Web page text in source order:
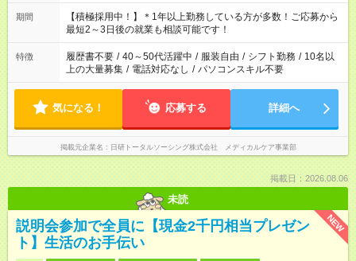
「余裕を持って夕飯の準備がしたい」 「午前中は働いて、午後
はプライベートの時間にしたい」 など、ご希望を教えてくださ
いね。 ※Wワーク希望の方へ 今ご覧のお仕事で希望する勤務時
間と、もう1つのお仕事の勤務時間。 合計で週40時間を超える
場合は応募できません。
期間
【積極採用中！】＊1年以上勤務している方が多数！ご応募から
最短2～3日後の就業も相談可能です！
特徴 履歴書不要 / 40～50代活躍中 / 服装自由 / シフト勤務 / 10名以
上の大量募集 / 電話対応なし / パソコンスキル不要
気になる！ 応募する 詳細へ
掲載元企業名 日研トータルソーシング株式会社 メディカルケア事業部
掲載日：2026.08.06
未読
NEW
説明会参加で全員に【現金2千円相当プレゼン
ト】生活のお手伝い